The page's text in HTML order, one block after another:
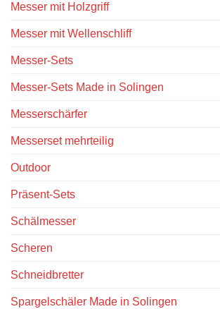
Messer mit Holzgriff
Messer mit Wellenschliff
Messer-Sets
Messer-Sets Made in Solingen
Messerschärfer
Messerset mehrteilig
Outdoor
Präsent-Sets
Schälmesser
Scheren
Schneidbretter
Spargelschäler Made in Solingen